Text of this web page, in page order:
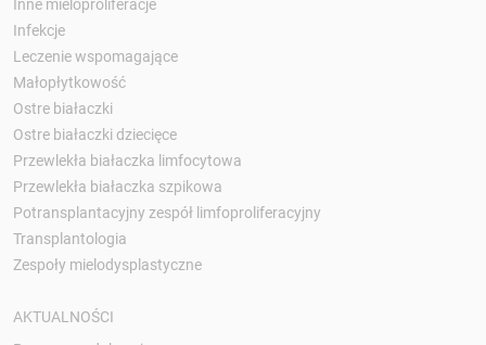
Inne mieloproliferacje
Infekcje
Leczenie wspomagające
Małopłytkowość
Ostre białaczki
Ostre białaczki dziecięce
Przewlekła białaczka limfocytowa
Przewlekła białaczka szpikowa
Potransplantacyjny zespół limfoproliferacyjny
Transplantologia
Zespoły mielodysplastyczne
AKTUALNOŚCI